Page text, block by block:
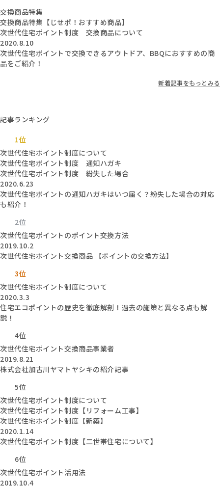
交換商品特集
交換商品特集【じせポ！おすすめ商品】
次世代住宅ポイント制度 交換商品について
2020.8.10
次世代住宅ポイントで交換できるアウトドア、BBQにおすすめの商
品をご紹介！
新着記事をもっとみる
記事ランキング
1位
次世代住宅ポイント制度について
次世代住宅ポイント制度 通知ハガキ
次世代住宅ポイント制度 紛失した場合
2020.6.23
次世代住宅ポイントの通知ハガキはいつ届く？紛失した場合の対応
も紹介！
2位
次世代住宅ポイントのポイント交換方法
2019.10.2
次世代住宅ポイント交換商品 【ポイントの交換方法】
3位
次世代住宅ポイント制度について
2020.3.3
住宅エコポイントの歴史を徹底解剖！過去の施策と異なる点も解
説！
4位
次世代住宅ポイント交換商品事業者
2019.8.21
株式会社加古川ヤマトヤシキの紹介記事
5位
次世代住宅ポイント制度について
次世代住宅ポイント制度【リフォーム工事】
次世代住宅ポイント制度【新築】
2020.1.14
次世代住宅ポイント制度【二世帯住宅について】
6位
次世代住宅ポイント活用法
2019.10.4